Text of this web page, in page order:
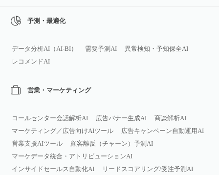
予測・最適化
データ分析AI（AI‑BI） 需要予測AI
異常検知・予知保全AI
レコメンドAI
営業・マーケティング
コールセンター会話解析AI 広告バナー生成AI
商談解析AI
マーケティング／広告向けAIツール
広告キャンペーン自動運用AI
営業支援AIツール
顧客離反（チャーン）予測AI
マーケデータ統合・アトリビューションAI
インサイドセールス自動化AI
リードスコアリング/受注予測AI